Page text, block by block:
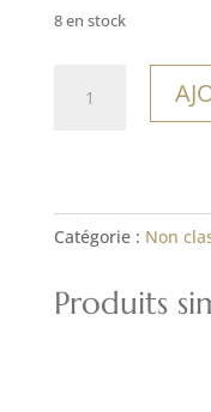
8 en stock
Catégorie : Non
Produits